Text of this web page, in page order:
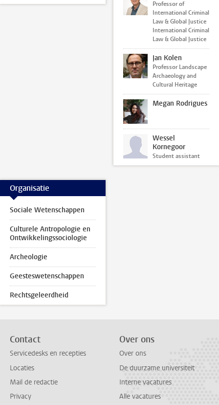
Professor of
International Criminal
Law & Global Justice
International Criminal
Law & Global Justice
Jan Kolen
Professor Landscape
Archaeology and
Cultural Heritage
Megan Rodrigues
Wessel
Kornegoor
Student assistant
Organisatie
Sociale Wetenschappen
Culturele Antropologie en
Ontwikkelingssociologie
Archeologie
Geesteswetenschappen
Rechtsgeleerdheid
Contact
Servicedesks en recepties
Locaties
Mail de redactie
Privacy
Over ons
Over ons
De duurzame universiteit
Interne vacatures
Alle vacatures